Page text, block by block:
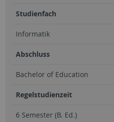
Studienfach
Informatik
Abschluss
Bachelor of Education
Regelstudienzeit
6 Semester (B. Ed.)